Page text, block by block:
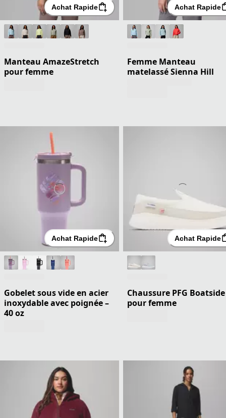
Achat Rapide
Manteau AmazeStretch
pour femme
Achat Rapide
Femme Manteau
matelassé Sienna Hill
Achat Rapide
Gobelet sous vide en acier
inoxydable avec poignée –
40 oz
Achat Rapide
Chaussure PFG Boatside
pour femme